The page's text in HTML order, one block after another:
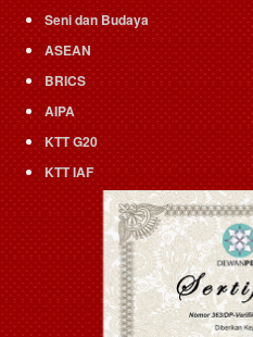
Seni dan Budaya
ASEAN
BRICS
AIPA
KTT G20
KTT IAF